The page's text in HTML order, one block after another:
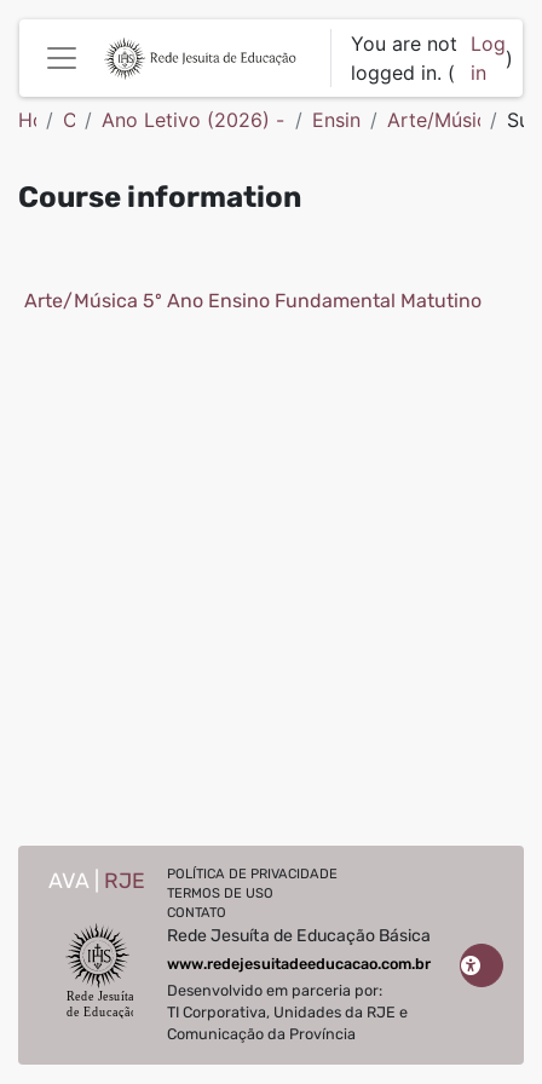
Side panel
You are not
logged in. (
Log
in
)
HomeCoursesAno Letivo (2026) - Colégio São Francisco de
Ensino Fundamental
Arte/Música
Course information
Arte/Música 5º Ano Ensino Fundamental Matutino
AVA | RJE
POLÍTICA DE PRIVACIDADE
TERMOS DE USO
CONTATO
Rede Jesuíta de Educação Básica
www.redejesuitadeeducacao.com.br
Desenvolvido em parceria por:
TI Corporativa, Unidades da RJE e
Comunicação da Província